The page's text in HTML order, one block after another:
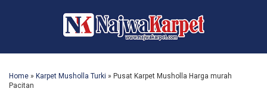
Home » Karpet Musholla Turki » Pusat Karpet Musholla Harga murah
Pacitan